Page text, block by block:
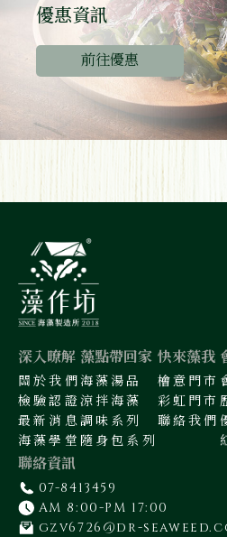
優惠資訊
前往優惠
深入暸解
關於我們
檢驗認證
最新消息
海藻學堂
藻點帶回家
海藻湯品
涼拌海藻
調味系列
隨身包系列
快來藻我
檜意門市
彩虹門市
聯絡我們
聯絡資訊
07-8413459
AM 8:00-PM 17:00
gzv6726@dr-